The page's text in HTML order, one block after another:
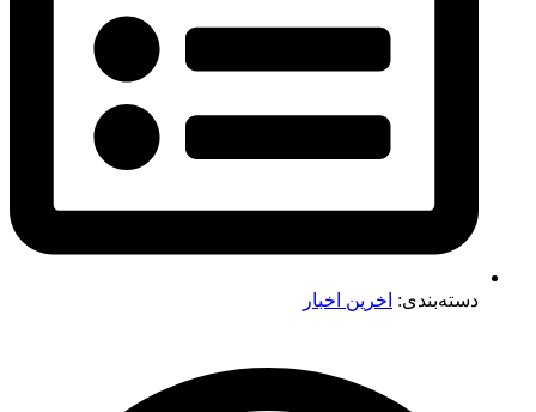
دسته‌بندی: اخرین اخبار